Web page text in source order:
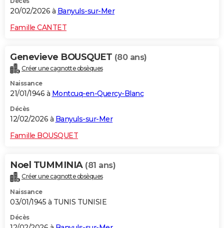
20/02/2026 à Banyuls-sur-Mer
Famille CANTET
Genevieve BOUSQUET (80 ans)
Créer une cagnotte obsèques
Naissance
21/01/1946 à Montcuq-en-Quercy-Blanc
Décès
12/02/2026 à Banyuls-sur-Mer
Famille BOUSQUET
Noel TUMMINIA (81 ans)
Créer une cagnotte obsèques
Naissance
03/01/1945 à TUNIS TUNISIE
Décès